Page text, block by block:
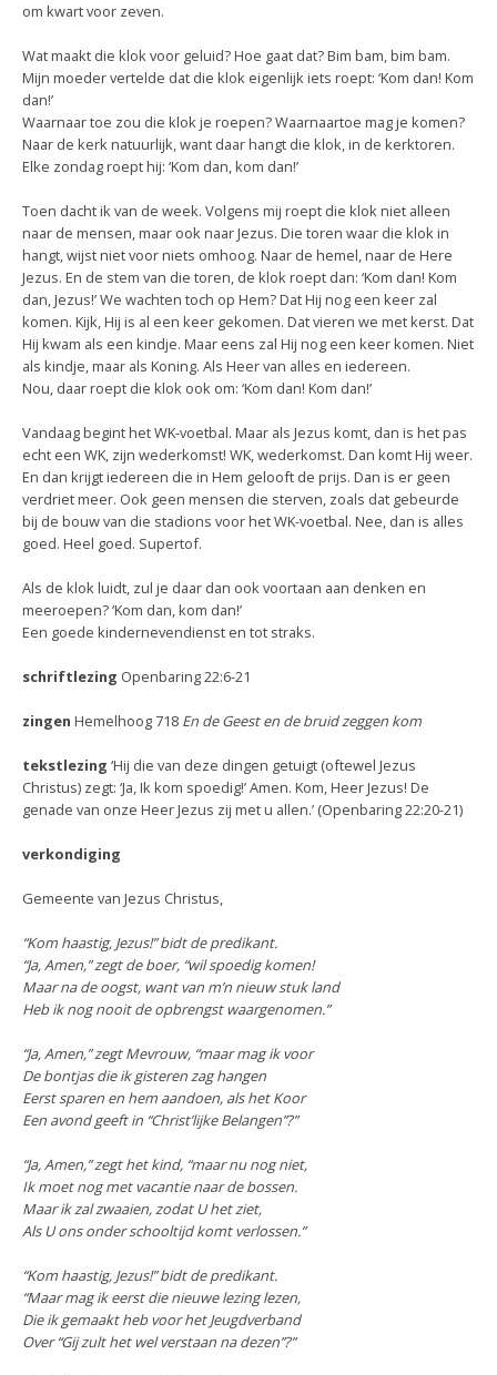
om kwart voor zeven.
Wat maakt die klok voor geluid? Hoe gaat dat? Bim bam, bim bam.
Mijn moeder vertelde dat die klok eigenlijk iets roept: ‘Kom dan! Kom
dan!’
Waarnaar toe zou die klok je roepen? Waarnaartoe mag je komen?
Naar de kerk natuurlijk, want daar hangt die klok, in de kerktoren.
Elke zondag roept hij: ‘Kom dan, kom dan!’
Toen dacht ik van de week. Volgens mij roept die klok niet alleen
naar de mensen, maar ook naar Jezus. Die toren waar die klok in
hangt, wijst niet voor niets omhoog. Naar de hemel, naar de Here
Jezus. En de stem van die toren, de klok roept dan: ‘Kom dan! Kom
dan, Jezus!’ We wachten toch op Hem? Dat Hij nog een keer zal
komen. Kijk, Hij is al een keer gekomen. Dat vieren we met kerst. Dat
Hij kwam als een kindje. Maar eens zal Hij nog een keer komen. Niet
als kindje, maar als Koning. Als Heer van alles en iedereen.
Nou, daar roept die klok ook om: ‘Kom dan! Kom dan!’
Vandaag begint het WK-voetbal. Maar als Jezus komt, dan is het pas
echt een WK, zijn wederkomst! WK, wederkomst. Dan komt Hij weer.
En dan krijgt iedereen die in Hem gelooft de prijs. Dan is er geen
verdriet meer. Ook geen mensen die sterven, zoals dat gebeurde
bij de bouw van die stadions voor het WK-voetbal. Nee, dan is alles
goed. Heel goed. Supertof.
Als de klok luidt, zul je daar dan ook voortaan aan denken en
meeroepen? ‘Kom dan, kom dan!’
Een goede kindernevendienst en tot straks.
schriftlezing Openbaring 22:6-21
zingen Hemelhoog 718 En de Geest en de bruid zeggen kom
tekstlezing ‘Hij die van deze dingen getuigt (oftewel Jezus
Christus) zegt: ‘Ja, Ik kom spoedig!’ Amen. Kom, Heer Jezus! De
genade van onze Heer Jezus zij met u allen.’ (Openbaring 22:20-21)
verkondiging
Gemeente van Jezus Christus,
“Kom haastig, Jezus!” bidt de predikant.
“Ja, Amen,” zegt de boer, “wil spoedig komen!
Maar na de oogst, want van m’n nieuw stuk land
Heb ik nog nooit de opbrengst waargenomen.”
“Ja, Amen,” zegt Mevrouw, “maar mag ik voor
De bontjas die ik gisteren zag hangen
Eerst sparen en hem aandoen, als het Koor
Een avond geeft in “Christ’lijke Belangen”?”
“Ja, Amen,” zegt het kind, “maar nu nog niet,
Ik moet nog met vacantie naar de bossen.
Maar ik zal zwaaien, zodat U het ziet,
Als U ons onder schooltijd komt verlossen.”
“Kom haastig, Jezus!” bidt de predikant.
“Maar mag ik eerst die nieuwe lezing lezen,
Die ik gemaakt heb voor het Jeugdverband
Over “Gij zult het wel verstaan na dezen”?”